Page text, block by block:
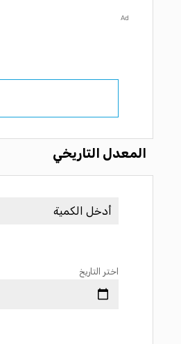
Ad
المعدل التاريخي
اختر التاريخ